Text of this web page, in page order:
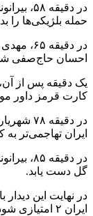
در
حمله بلژیکی‌ها را
در
احسان حاج‌صفی
یک دقیقه پس از
کارت قرمز داور
در
ایران تهاجمی‌تر به
در
گل دست یابد.
در نهایت این
ایران ۲